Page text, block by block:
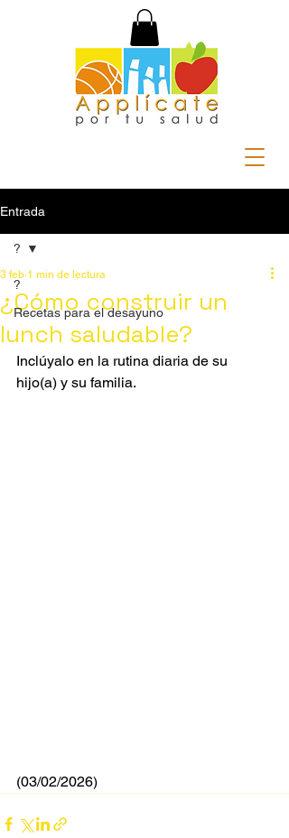
Entrada
?
Recetas para el desayuno
?
¿Cómo construir un
lunch saludable?
3 feb 1 min de lectura
Inclúyalo en la rutina diaria de su
hijo(a) y su familia.
(03/02/2026)